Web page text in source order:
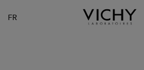
FR